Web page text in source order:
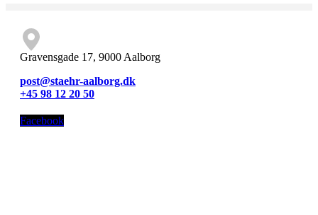
Gravensgade 17, 9000 Aalborg
post@staehr-aalborg.dk
+45 98 12 20 50
Facebook